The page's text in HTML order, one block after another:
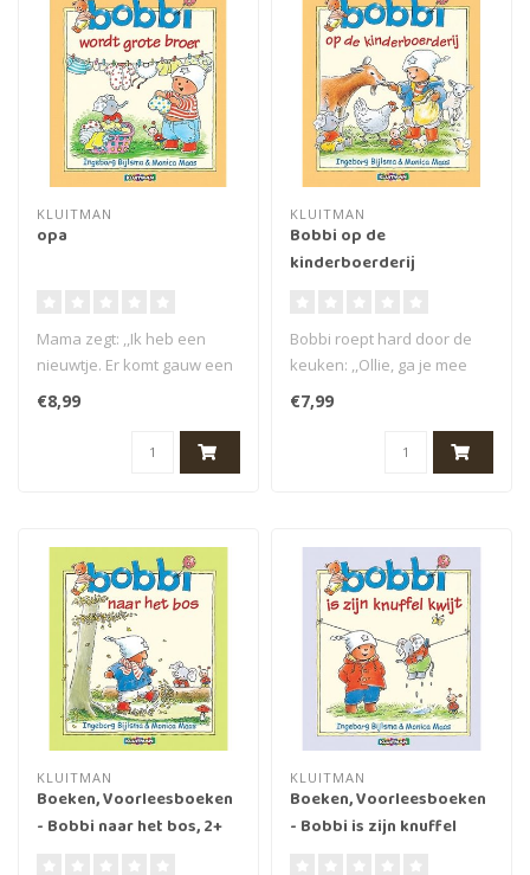
KLUITMAN
opa
Mama zegt: ,,Ik heb een
nieuwtje. Er komt gauw een
kindje bij.'' Bobbi zegt: ,,E..
€8,99
KLUITMAN
Bobbi op de
kinderboerderij
Bobbi roept hard door de
keuken: ,,Ollie, ga je mee
met mij? Kom, dan gaan we
na..
€7,99
KLUITMAN
Boeken, Voorleesboeken
- Bobbi naar het bos, 2+
KLUITMAN
Boeken, Voorleesboeken
- Bobbi is zijn knuffel